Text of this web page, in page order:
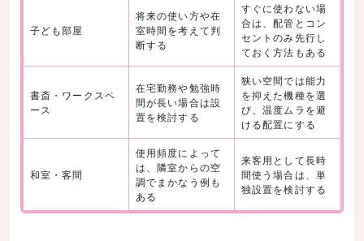
子ども部屋
将来の使い方や在
室時間を考えて判
断する
すぐに使わない場
合は、配管とコン
セントのみ先行し
ておく方法もある
書斎・ワークスペ
ース
在宅勤務や勉強時
間が長い場合は設
置を検討する
狭い空間では能力
を抑えた機種を選
び、温度ムラを避
ける配置にする
和室・客間
使用頻度によって
は、隣室からの空
調でまかなう例も
ある
来客用として長時
間使う場合は、単
独設置を検討する